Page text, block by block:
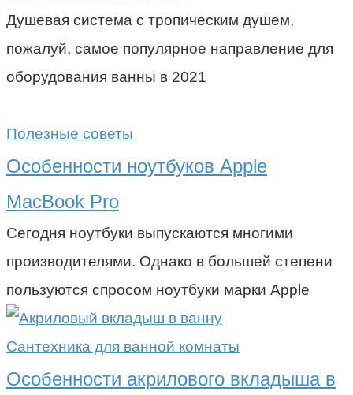
Душевая система с тропическим душем,
пожалуй, самое популярное направление для
оборудования ванны в 2021
Полезные советы
Особенности ноутбуков Apple
MacBook Pro
Сегодня ноутбуки выпускаются многими
производителями. Однако в большей степени
пользуются спросом ноутбуки марки Apple
Сантехника для ванной комнаты
Особенности акрилового вкладыша в